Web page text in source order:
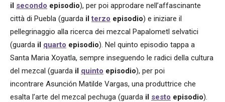
il secondo episodio), per poi approdare nell’affascinante
città di Puebla (guarda ilterzo episodio) e iniziare il
pellegrinaggio alla ricerca dei mezcal Papalometl selvatici
(guarda il quarto episodio). Nel quinto episodio tappa a
Santa Maria Xoyatla, sempre inseguendo le radici della cultura
del mezcal (guarda il quinto episodio), per poi
incontrare Asunción Matilde Vargas, una produttrice che
esalta l’arte del mezcal pechuga (guarda il sesto episodio).